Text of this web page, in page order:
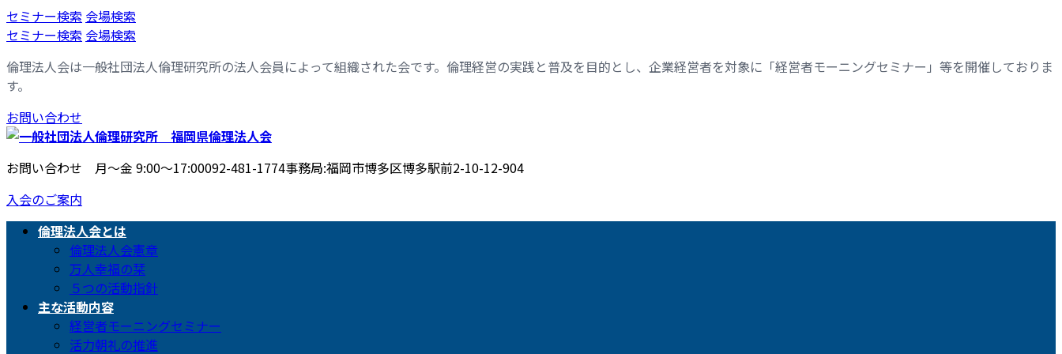
コ
ン
ン
ツ
へ
ス
ッ
ナ
ビ
ー
シ
ョ
ン
移
セミナー検索 会場検索
セミナー検索 会場検索
倫理法人会は一般社団法人倫理研究所の法人会員によって組織された会です。倫理経営の実践と普及を目的とし、企業経営者を対象に「経営者モーニングセミナー」等を開催しておりま
す。
お問い合わせ
お問い合わせ 月〜金 9:00〜17:00092-481-1774事務局:福岡市博多区博多駅前2-10-12-904
入会のご案内
倫理法人会とは
倫理法人会憲章
万人幸福の栞
５つの活動指針
主な活動内容
経営者モーニングセミナー
活力朝礼の推進